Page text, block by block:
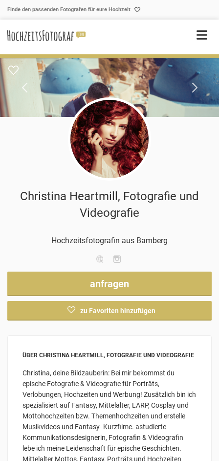
Finde den passenden Fotografen für eure Hochzeit
Christina Heartmill, Fotografie und
Videografie
Hochzeitsfotografin aus Bamberg
anfragen
zu Favoriten hinzufügen
ÜBER CHRISTINA HEARTMILL, FOTOGRAFIE UND VIDEOGRAFIE
Christina, deine Bildzauberin: Bei mir bekommst du
epische Fotografie & Videografie für Porträts,
Verlobungen, Hochzeiten und Werbung! Zusätzlich bin ich
spezialisiert auf Fantasy, Mittelalter, LARP, Cosplay und
Mottohochzeiten bzw. Themenhochzeiten und erstelle
Musikvideos und Fantasy- Kurzfilme. astudierte
Kommunikationsdesignerin, Fotografin & Videografin
lebe ich meine Leidenschaft für epische Geschichten.
Mittelalter Mottos, Fantasy, Porträts und Hochzeiten